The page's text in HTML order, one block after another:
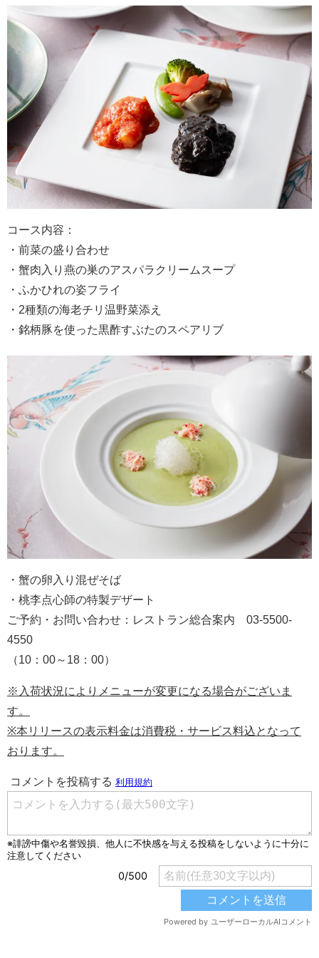
コース内容：
・前菜の盛り合わせ
・蟹肉入り燕の巣のアスパラクリームスープ
・ふかひれの姿フライ
・2種類の海老チリ温野菜添え
・銘柄豚を使った黒酢すぶたのスペアリブ
・蟹の卵入り混ぜそば
・桃李点心師の特製デザート
ご予約・お問い合わせ：レストラン総合案内 03-5500-
4550
（10：00～18：00）
※入荷状況によりメニューが変更になる場合がございま
す。
※本リリースの表示料金は消費税 ・サービス料込となって
おります。